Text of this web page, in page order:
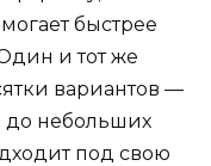
быстрее
и тот же
вариантов —
до небольших
под свою